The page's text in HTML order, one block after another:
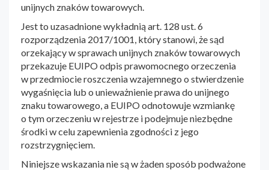
unijnych znaków towarowych.
Jest to uzasadnione wykładnią art. 128 ust. 6
rozporządzenia 2017/1001, który stanowi, że sąd
orzekający w sprawach unijnych znaków towarowych
przekazuje EUIPO odpis prawomocnego orzeczenia
w przedmiocie roszczenia wzajemnego o stwierdzenie
wygaśnięcia lub o unieważnienie prawa do unijnego
znaku towarowego, a EUIPO odnotowuje wzmiankę
o tym orzeczeniu w rejestrze i podejmuje niezbędne
środki w celu zapewnienia zgodności z jego
rozstrzygnięciem.
Niniejsze wskazania nie są w żaden sposób podważone